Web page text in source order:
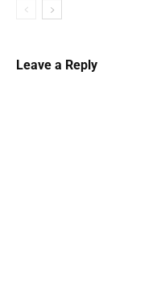
Leave a Reply